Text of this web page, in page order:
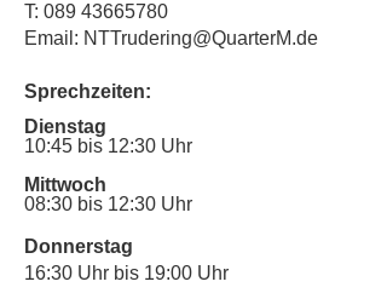
T: 089 43665780
Email: NTTrudering@QuarterM.de
Sprechzeiten:
Dienstag
10:45 bis 12:30 Uhr
Mittwoch
08:30 bis 12:30 Uhr
Donnerstag
16:30 Uhr bis 19:00 Uhr